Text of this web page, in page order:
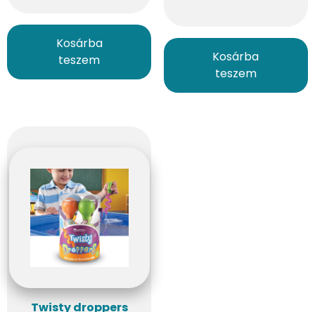
Kosárba
teszem
Kosárba
teszem
Twisty droppers